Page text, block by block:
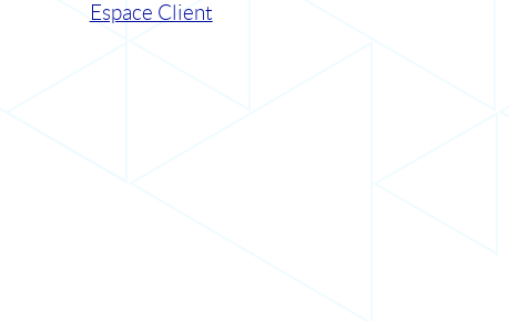
Espace Client